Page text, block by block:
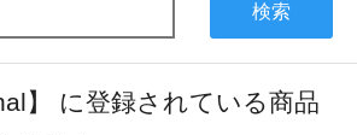
検索
】 に登録されている商品